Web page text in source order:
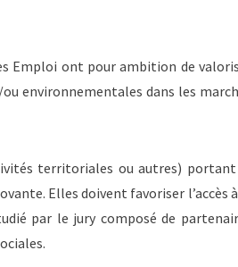
Emploi ont pour ambition de
environnementales dans les
territoriales ou autres)
Elles doivent favoriser l’accès
par le jury composé de